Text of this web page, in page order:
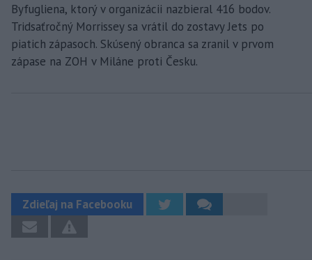
Byfugliena, ktorý v organizácii nazbieral 416 bodov.
Tridsaťročný Morrissey sa vrátil do zostavy Jets po
piatich zápasoch. Skúsený obranca sa zranil v prvom
zápase na ZOH v Miláne proti Česku.
Zdieľaj na Facebooku